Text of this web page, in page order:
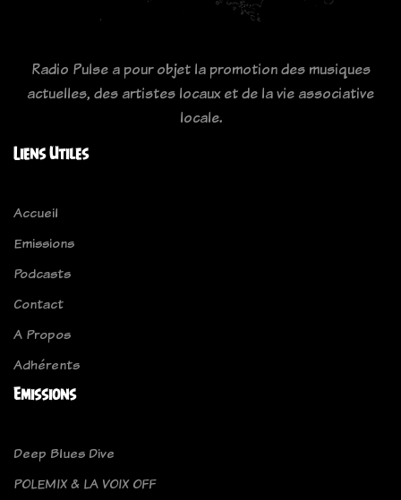
Radio Pulse a pour objet la promotion des musiques
actuelles, des artistes locaux et de la vie associative
locale.
Liens Utiles
Accueil
Emissions
Podcasts
Contact
A Propos
Adhérents
Emissions
Deep Blues Dive
POLEMIX & LA VOIX OFF